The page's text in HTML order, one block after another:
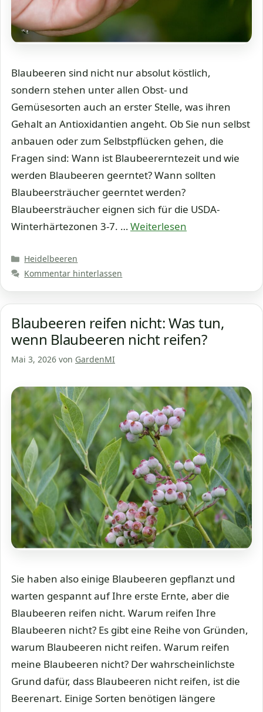
Blaubeeren sind nicht nur absolut köstlich,
sondern stehen unter allen Obst- und
Gemüsesorten auch an erster Stelle, was ihren
Gehalt an Antioxidantien angeht. Ob Sie nun selbst
anbauen oder zum Selbstpflücken gehen, die
Fragen sind: Wann ist Blaubeererntezeit und wie
werden Blaubeeren geerntet? Wann sollten
Blaubeersträucher geerntet werden?
Blaubeersträucher eignen sich für die USDA-
Winterhärtezonen 3-7. …Weiterlesen
Kategorien
Heidelbeeren
Kommentar hinterlassen
Blaubeeren reifen nicht: Was tun,
wenn Blaubeeren nicht reifen?
Mai 3, 2026 von GardenMI
Sie haben also einige Blaubeeren gepflanzt und
warten gespannt auf Ihre erste Ernte, aber die
Blaubeeren reifen nicht. Warum reifen Ihre
Blaubeeren nicht? Es gibt eine Reihe von Gründen,
warum Blaubeeren nicht reifen. Warum reifen
meine Blaubeeren nicht? Der wahrscheinlichste
Grund dafür, dass Blaubeeren nicht reifen, ist die
Beerenart. Einige Sorten benötigen längere